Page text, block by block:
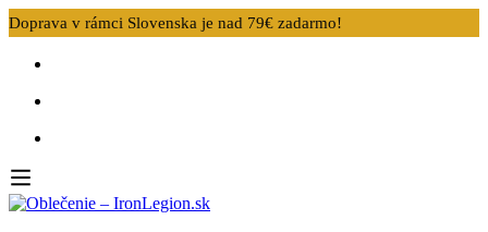
Doprava v rámci Slovenska je nad 79€ zadarmo!